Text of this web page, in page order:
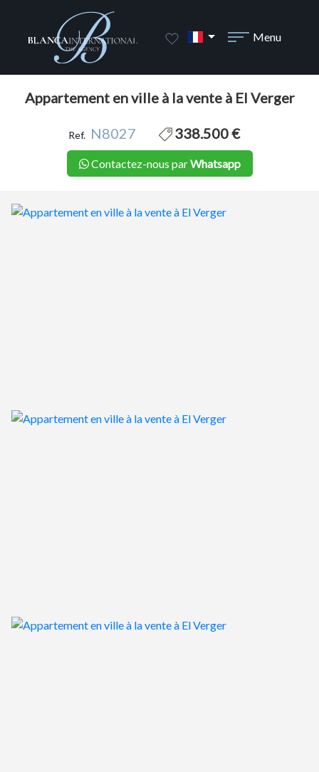
Menu
Appartement en ville à la vente à El Verger
Ref. N8027 338.500 €
Contactez-nous parWhatsapp